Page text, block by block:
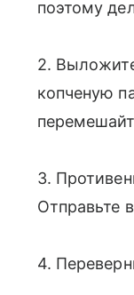
поэтому
2.
копченую
3.
Отправьте
4.